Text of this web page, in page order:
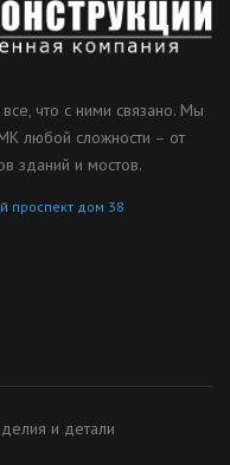
что с ними связано. Мы
любой сложности – от
зданий и мостов.
проспект дом 38
и детали